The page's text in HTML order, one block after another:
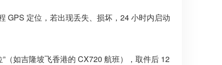
GPS 定位，若出现丢失、损坏，24 小时内启动
（如吉隆坡飞香港的 CX720 航班），取件后 12